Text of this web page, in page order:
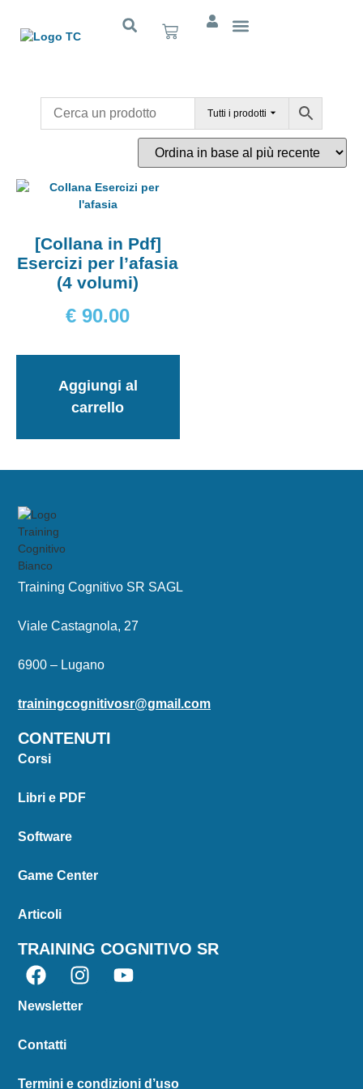
Tutti i prodotti
[Collana in Pdf]
Esercizi per l’afasia
(4 volumi)
€ 90.00
Aggiungi al
carrello
Training Cognitivo SR SAGL
Viale Castagnola, 27
6900 – Lugano
trainingcognitivosr@gmail.com
CONTENUTI
Corsi
Libri e PDF
Software
Game Center
Articoli
TRAINING COGNITIVO SR
Newsletter
Contatti
Termini e condizioni d’uso